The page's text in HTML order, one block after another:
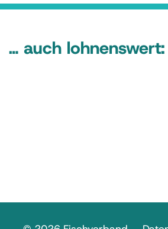
… auch lohnenswert: